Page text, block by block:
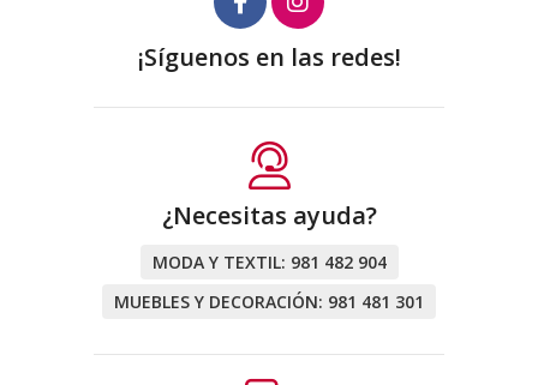
¡Síguenos en las redes!
¿Necesitas ayuda?
MODA Y TEXTIL: 981 482 904
MUEBLES Y DECORACIÓN: 981 481 301